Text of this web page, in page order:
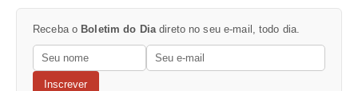
Receba o Boletim do Diadireto no seu e-mail, todo dia.
Inscrever